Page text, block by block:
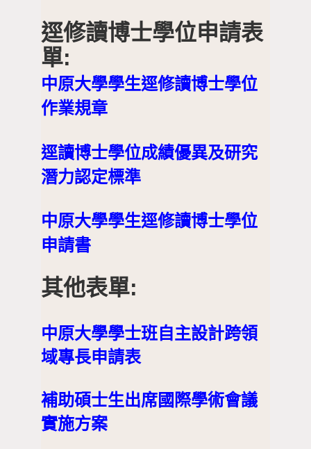
逕修讀博士學位申請表
單:
中原大學學生逕修讀博士學位
作業規章
逕讀博士學位成績優異及研究
潛力認定標準
中原大學學生逕修讀博士學位
申請書
其他表單:
中原大學學士班自主設計跨領
域專長申請表
補助碩士生出席國際學術會議
實施方案